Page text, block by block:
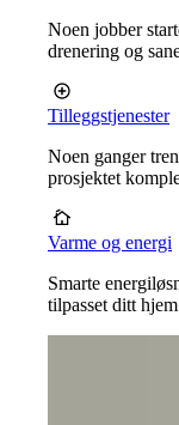
Noen jobber
drenering og
Tilleggstjenester
Noen ganger
prosjektet
Varme og energi
Smarte
tilpasset ditt